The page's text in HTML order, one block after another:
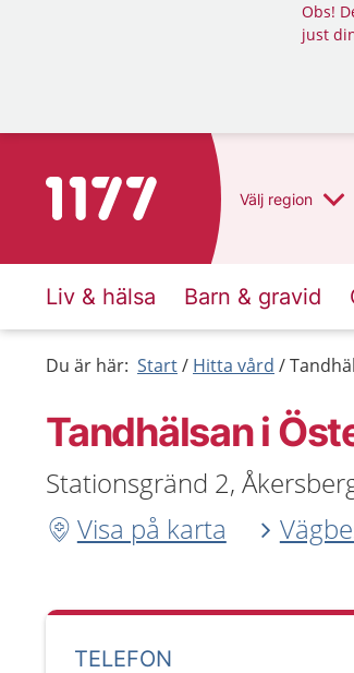
Obs!
just
Till startsidan för 1177 Välj region
Liv & hälsa Barn & gravid
Du är här: Start Hitta vård
Tandhälsan i
Stationsgränd 2,
Visa på karta
TELEFON